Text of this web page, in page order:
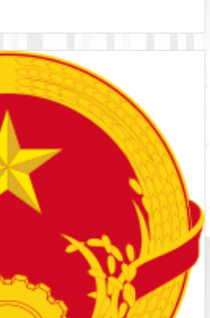
Hương